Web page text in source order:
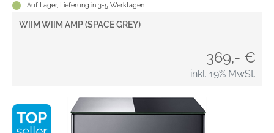
Auf Lager, Lieferung in 3-5 Werktagen
WIIM WIIM AMP (SPACE GREY)
369,- €
inkl. 19% MwSt.